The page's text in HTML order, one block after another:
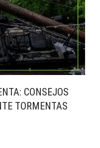
CONSEJOS
TORMENTAS